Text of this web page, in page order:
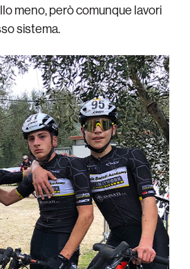
meno, però comunque lavori
sistema.